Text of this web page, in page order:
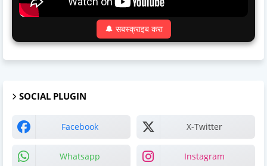
🔔 सबस्क्राइब करा
SOCIAL PLUGIN
Facebook X-Twitter
Whatsapp Instagram